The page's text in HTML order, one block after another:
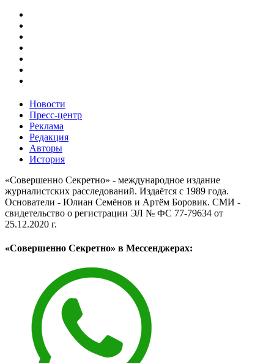
Новости
Пресс-центр
Реклама
Редакция
Авторы
История
«Совершенно Секретно» - международное издание
журналистских расследований. Издаётся с 1989 года.
Основатели - Юлиан Семёнов и Артём Боровик. CМИ -
свидетельство о регистрации ЭЛ № ФС 77-79634 от
25.12.2020 г.
«Совершенно Секретно» в Мессенджерах: